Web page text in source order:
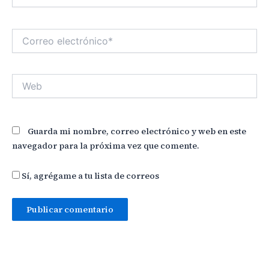
electrónico*
Web
Guarda mi nombre, correo electrónico y web en este
navegador para la próxima vez que comente.
Sí, agrégame a tu lista de correos